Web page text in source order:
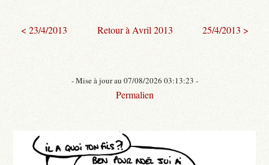
< 23/4/2013 Retour à Avril 2013 25/4/2013 >
- Mise à jour au 07/08/2026 03:13:23 -
Permalien